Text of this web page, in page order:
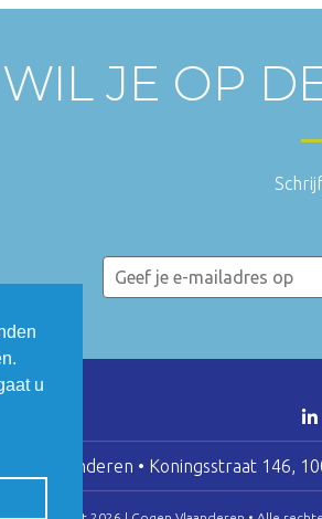
u
WIL JE OP
Vlaanderen • Koningsstraat 146,